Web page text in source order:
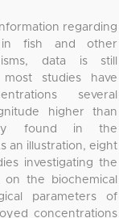
regarding
in fish and other
data is still
most studies have
several
higher than
found in the
an illustration, eight
investigating the
the biochemical
parameters of
concentrations